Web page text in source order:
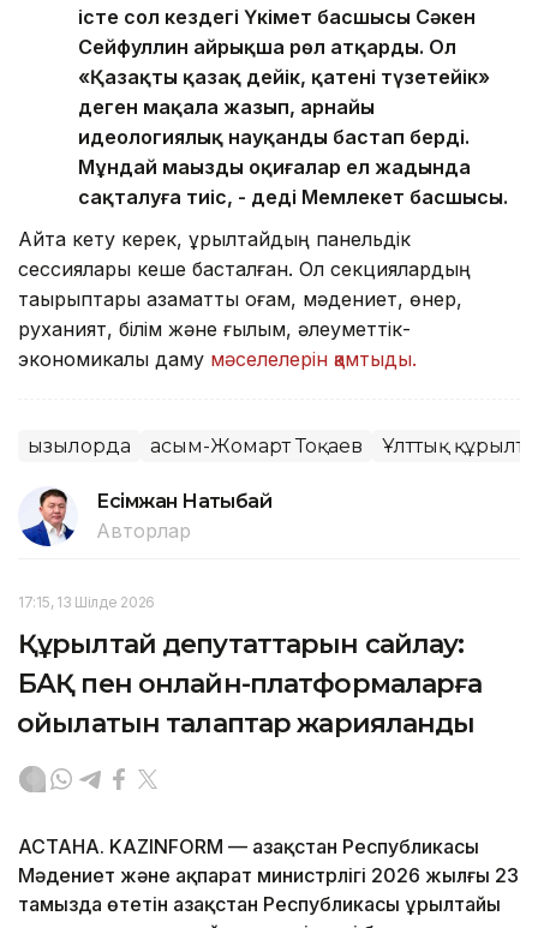
істе сол кездегі Үкімет басшысы Сәкен
Сейфуллин айрықша рөл атқарды. Ол
«Қазақты қазақ дейік, қатені түзетейік»
деген мақала жазып, арнайы
идеологиялық науқанды бастап берді.
Мұндай маңызды оқиғалар ел жадында
сақталуға тиіс, - деді Мемлекет басшысы.
Айта кету керек, құрылтайдың панельдік
сессиялары кеше басталған. Ол секциялардың
тақырыптары азаматтық қоғам, мәдениет, өнер,
руханият, білім және ғылым, әлеуметтік-
экономикалық даму мәселелерін қамтыды.
Қызылорда Қасым-Жомарт Тоқаев Ұлттық
Есімжан Нақтыбай
Авторлар
17:15, 13 Шілде 2026
Құрылтай депутаттарын сайлау:
БАҚ пен онлайн-платформаларға
қойылатын талаптар жарияланды
АСТАНА. KAZINFORM — Қазақстан Республикасы
Мәдениет және ақпарат министрлігі 2026 жылғы 23
тамызда өтетін Қазақстан Республикасы Құрылтайы